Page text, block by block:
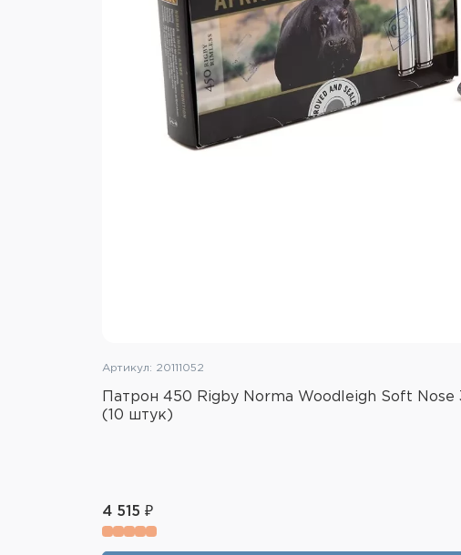
Артикул: 20111052
Патрон 450 Rigby Norma Woodleigh Soft Nose
(10 штук)
4 515 ₽